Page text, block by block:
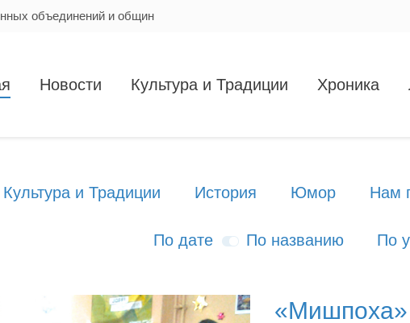
объединений и общин
Новости Культура и Традиции Хроника
Культура и Традиции История Юмор Нам
По дате По названию По
«Мишпоха»